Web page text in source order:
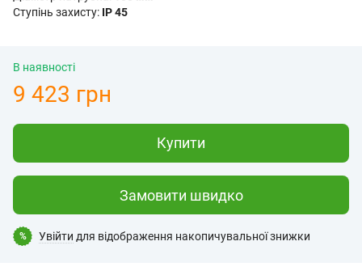
Ступінь захисту: IP 45
В наявності
9 423 грн
Купити
Замовити швидко
% Увійти для відображення накопичувальної знижки